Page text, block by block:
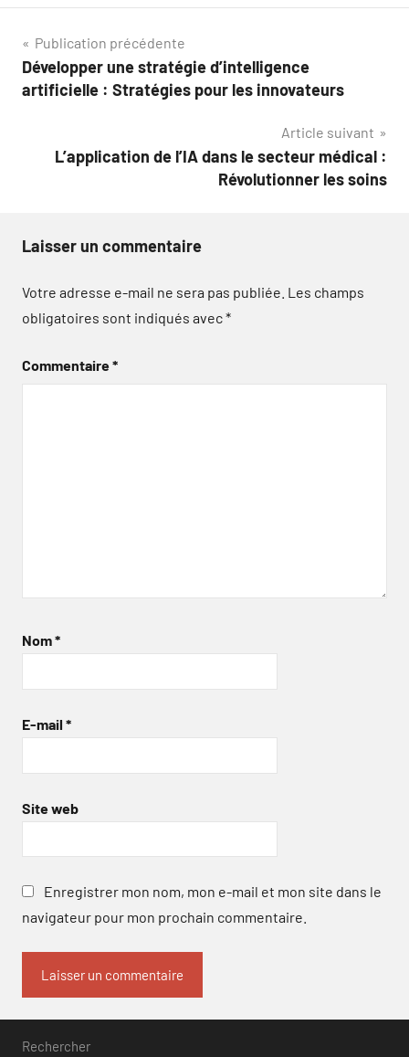
Navigation
de
Publication précédente
Développer une stratégie d’intelligence
artificielle : Stratégies pour les innovateurs
Article suivant
L’application de l’IA dans le secteur médical :
Révolutionner les soins
Laisser un commentaire
Votre adresse e-mail ne sera pas publiée. Les champs
obligatoires sont indiqués avec*
Commentaire*
Nom*
E-mail *
Site web
Enregistrer mon nom, mon e-mail et mon site dans le
navigateur pour mon prochain commentaire.
Rechercher